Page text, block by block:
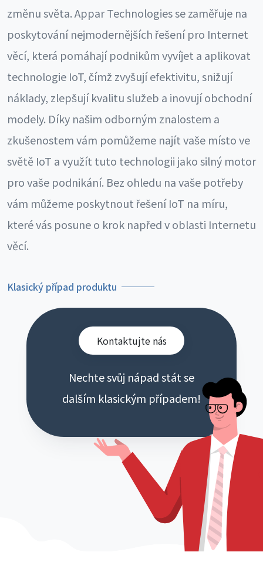
změnu světa. Appar Technologies se zaměřuje na
poskytování nejmodernějších řešení pro Internet
věcí, která pomáhají podnikům vyvíjet a aplikovat
technologie IoT, čímž zvyšují efektivitu, snižují
náklady, zlepšují kvalitu služeb a inovují obchodní
modely. Díky našim odborným znalostem a
zkušenostem vám pomůžeme najít vaše místo ve
světě IoT a využít tuto technologii jako silný motor
pro vaše podnikání. Bez ohledu na vaše potřeby
vám můžeme poskytnout řešení IoT na míru,
které vás posune o krok napřed v oblasti Internetu
věcí.
Klasický případ produktu
Kontaktujte nás
Nechte svůj nápad stát se
dalším klasickým případem!